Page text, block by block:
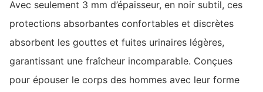
Avec seulement 3 mm d’épaisseur, en noir subtil, ces
protections absorbantes confortables et discrètes
absorbent les gouttes et fuites urinaires légères,
garantissant une fraîcheur incomparable. Conçues
pour épouser le corps des hommes avec leur forme